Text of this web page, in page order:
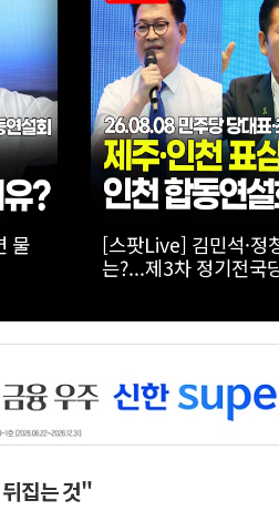
향
[스팟Live] 김민석 제
로 연속 1위…정청래
집는 것"